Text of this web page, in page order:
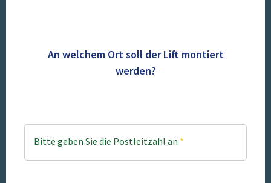
An welchem Ort soll der Lift montiert
werden?
Bitte geben Sie die Postleitzahl an *